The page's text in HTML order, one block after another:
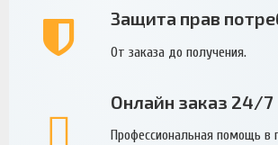
Защита прав
От заказа до получения.
Онлайн заказ 24/7
Профессиональная помощь в